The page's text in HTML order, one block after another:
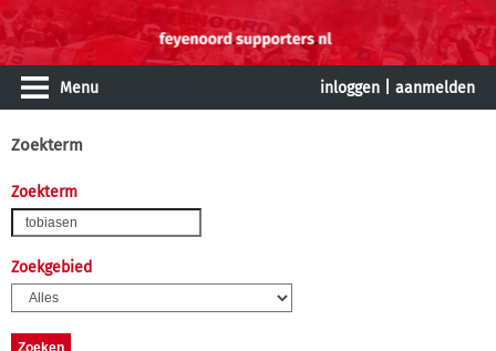
Menu inloggen aanmelden
Zoekterm
Zoekterm
Zoekgebied